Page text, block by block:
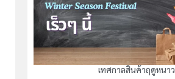
เทศกาลสินค้าฤดูหนาว